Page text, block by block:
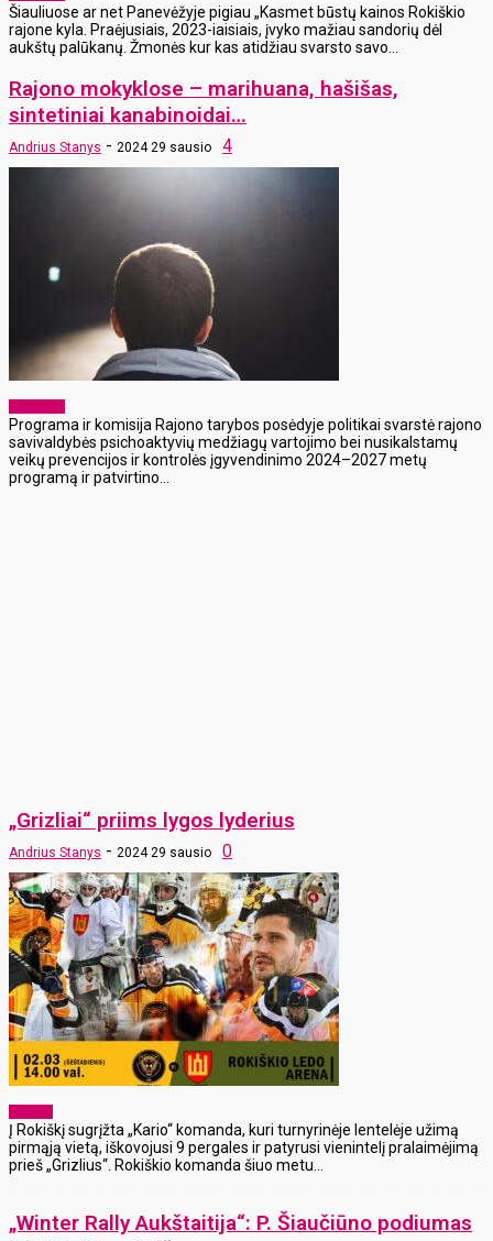
Šiauliuose ar net Panevėžyje pigiau „Kasmet būstų kainos Rokiškio
rajone kyla. Praėjusiais, 2023-iaisiais, įvyko mažiau sandorių dėl
aukštų palūkanų. Žmonės kur kas atidžiau svarsto savo...
Rajono mokyklose – marihuana, hašišas,
sintetiniai kanabinoidai…
Andrius Stanys - 2024 29 sausio 4
Programa ir komisija Rajono tarybos posėdyje politikai svarstė rajono
savivaldybės psichoaktyvių medžiagų vartojimo bei nusikalstamų
veikų prevencijos ir kontrolės įgyvendinimo 2024–2027 metų
programą ir patvirtino...
„Grizliai“ priims lygos lyderius
Andrius Stanys - 2024 29 sausio 0
Į Rokiškį sugrįžta „Kario“ komanda, kuri turnyrinėje lentelėje užimą
pirmąją vietą, iškovojusi 9 pergales ir patyrusi vienintelį pralaimėjimą
prieš „Grizlius“. Rokiškio komanda šiuo metu...
„Winter Rally Aukštaitija“: P. Šiaučiūno podiumas